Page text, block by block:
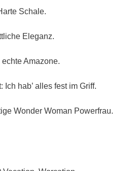
Schale.
Eleganz.
echte Amazone.
Ich hab’ alles fest im Griff.
Wonder Woman Powerfrau.